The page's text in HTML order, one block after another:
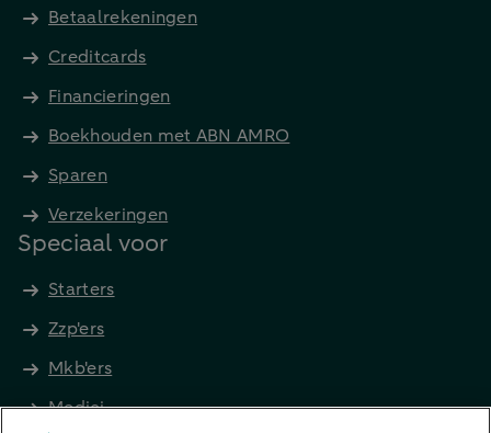
Betaalrekeningen
Creditcards
Financieringen
Boekhouden met ABN AMRO
Sparen
Verzekeringen
Speciaal voor
Starters
Zzp'ers
Mkb'ers
Medici